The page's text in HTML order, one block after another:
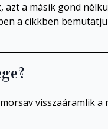
a másik gond
a cikkben
visszaáramlik